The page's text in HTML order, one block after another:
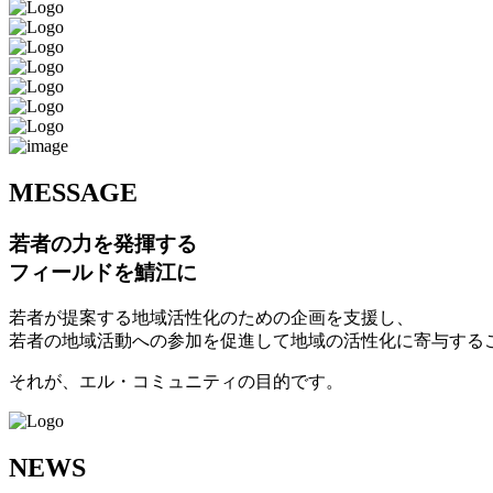
MESSAGE
若者の力を発揮する
フィールドを鯖江に
若者が提案する地域活性化のための企画を支援し、
若者の地域活動への参加を促進して地域の活性化に寄与する
それが、エル・コミュニティの目的です。
NEWS